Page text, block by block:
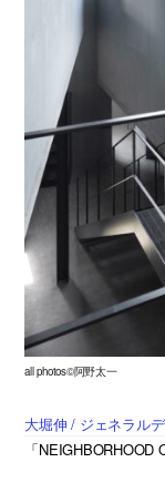
all photos©阿野太一
大堀伸 / ジェネラル
「NEIGHBORHOOD